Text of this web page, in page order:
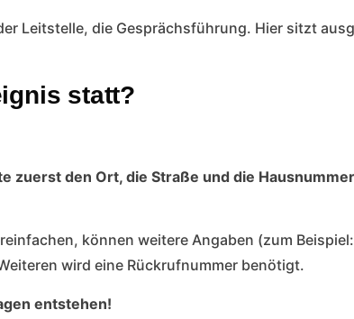
Leitstelle, die Gesprächsführung. Hier sitzt
statt?
zuerst den Ort, die Straße und die
können weitere Angaben (zum
wird eine Rückrufnummer benötigt.
entstehen!